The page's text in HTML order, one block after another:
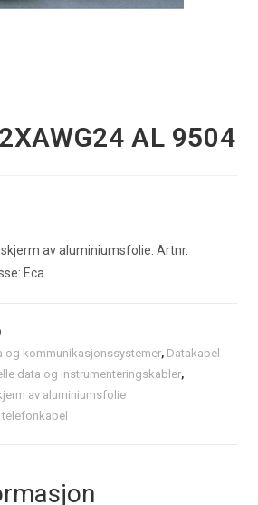
AL 9504
av aluminiumsfolie. Artnr.
Eca.
og kommunikasjonssystemer, Datakabel
data og instrumenteringskabler,
av aluminiumsfolie
telefonkabel